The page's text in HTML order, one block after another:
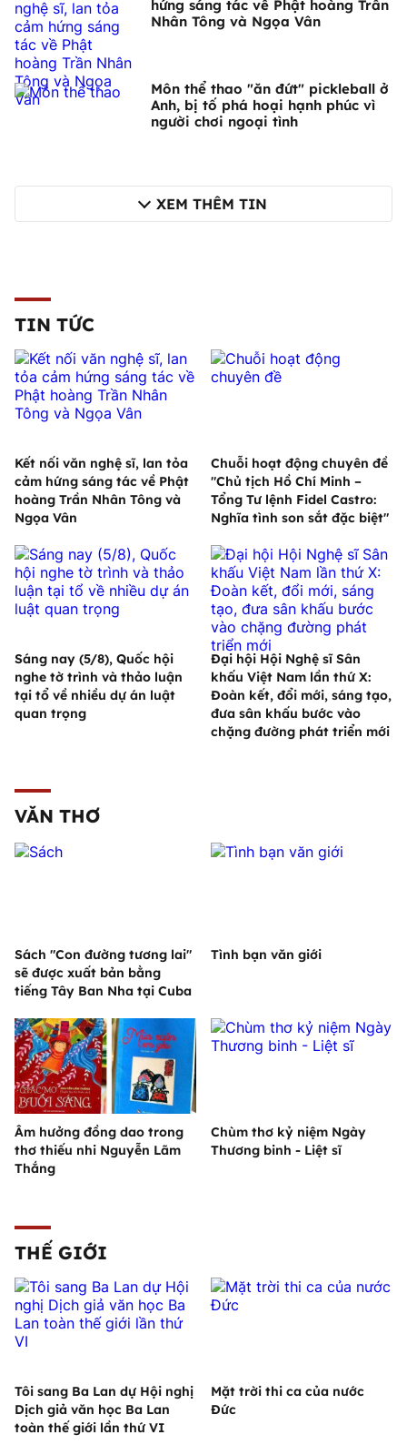
hứng sáng tác về Phật hoàng Trần
Nhân Tông và Ngọa Vân
Môn thể thao "ăn đứt" pickleball ở
Anh, bị tố phá hoại hạnh phúc vì
người chơi ngoại tình
XEM THÊM TIN
TIN TỨC
Kết nối văn nghệ sĩ, lan tỏa
cảm hứng sáng tác về Phật
hoàng Trần Nhân Tông và
Ngọa Vân
Chuỗi hoạt động chuyên đề
"Chủ tịch Hồ Chí Minh –
Tổng Tư lệnh Fidel Castro:
Nghĩa tình son sắt đặc biệt"
Sáng nay (5/8), Quốc hội
nghe tờ trình và thảo luận
tại tổ về nhiều dự án luật
quan trọng
Đại hội Hội Nghệ sĩ Sân
khấu Việt Nam lần thứ X:
Đoàn kết, đổi mới, sáng tạo,
đưa sân khấu bước vào
chặng đường phát triển mới
VĂN THƠ
Sách "Con đường tương lai"
sẽ được xuất bản bằng
tiếng Tây Ban Nha tại Cuba
Tình bạn văn giới
Âm hưởng đồng dao trong
thơ thiếu nhi Nguyễn Lãm
Thắng
Chùm thơ kỷ niệm Ngày
Thương binh - Liệt sĩ
THẾ GIỚI
Tôi sang Ba Lan dự Hội nghị
Dịch giả văn học Ba Lan
toàn thế giới lần thứ VI
Mặt trời thi ca của nước
Đức